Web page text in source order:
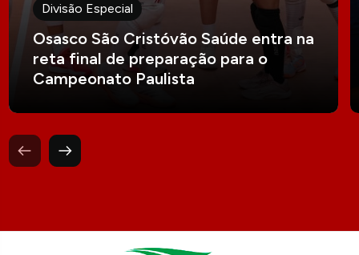
Divisão Especial
Osasco São Cristóvão Saúde entra na
reta final de preparação para o
Campeonato Paulista